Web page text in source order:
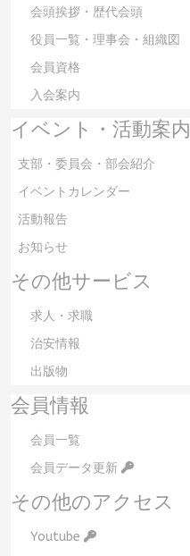
会頭挨拶・歴代会頭
役員一覧・理事会・組織図
会員資格
入会案内
イベント・活動案内
支部・委員会・部会紹介
イベントカレンダー
活動報告
お知らせ
その他サービス
求人・求職
治安情報
出版物
会員情報
会員一覧
会員データ更新
その他のアクセス
Youtube